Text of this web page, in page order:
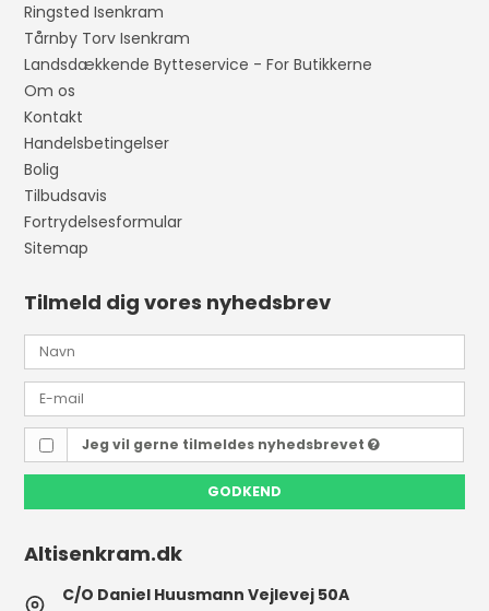
Ringsted Isenkram
Tårnby Torv Isenkram
Landsdækkende Bytteservice - For Butikkerne
Om os
Kontakt
Handelsbetingelser
Bolig
Tilbudsavis
Fortrydelsesformular
Sitemap
Tilmeld dig vores nyhedsbrev
Jeg vil gerne tilmeldes nyhedsbrevet
GODKEND
Altisenkram.dk
C/O Daniel Huusmann Vejlevej 50A